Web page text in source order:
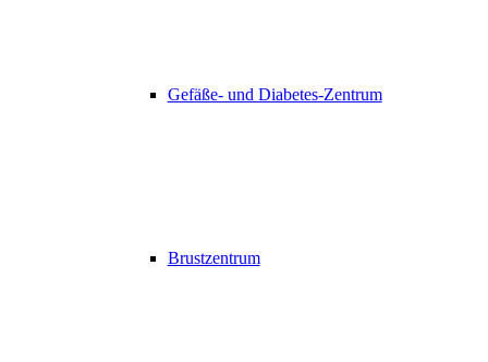
Gefäße- und Diabetes-Zentrum
Brustzentrum